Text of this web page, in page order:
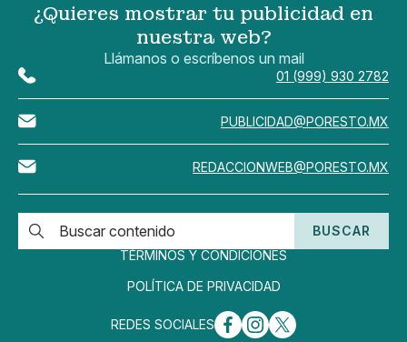
¿Quieres mostrar tu publicidad en
nuestra web?
Llámanos o escríbenos un mail
01 (999) 930 2782
PUBLICIDAD@PORESTO.MX
REDACCIONWEB@PORESTO.MX
BUSCAR
TÉRMINOS Y CONDICIONES
POLÍTICA DE PRIVACIDAD
REDES SOCIALES